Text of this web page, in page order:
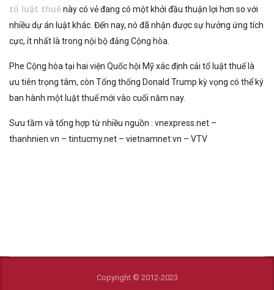
tổ luật thuếnày có vẻ đang có một khởi đầu thuận lợi hơn so với
nhiều dự án luật khác. Đến nay, nó đã nhận được sự hưởng ứng tích
cực, ít nhất là trong nội bộ đảng Cộng hòa.
Phe Cộng hòa tại hai viện Quốc hội Mỹ xác định cải tổ luật thuế là
ưu tiên trọng tâm, còn Tổng thống Donald Trump kỳ vọng có thể ký
ban hành một luật thuế mới vào cuối năm nay.
Sưu tầm và tổng hợp từ nhiều nguồn : vnexpress.net –
thanhnien.vn – tintucmy.net – vietnamnet.vn – VTV
Copyright © 2012-2023